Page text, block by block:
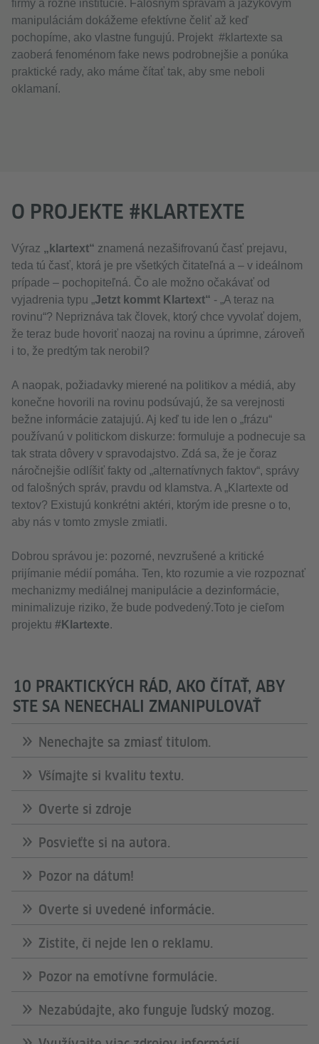
firmy a rôzne inštitúcie. Falošným správam a jazykovým
manipuláciám dokážeme efektívne čeliť až keď
pochopíme, ako vlastne fungujú. Projekt #klartexte sa
zaoberá fenoménom fake news podrobnejšie a ponúka
praktické rady, ako máme čítať tak, aby sme neboli
oklamaní.
O PROJEKTE #KLARTEXTE
Výraz „klartext“ znamená nezašifrovanú časť prejavu,
teda tú časť, ktorá je pre všetkých čitateľná a – v ideálnom
prípade – pochopiteľná. Čo ale možno očakávať od
vyjadrenia typu „Jetzt kommt Klartext“ - „A teraz na
rovinu“? Nepriznáva tak človek, ktorý chce vyvolať dojem,
že teraz bude hovoriť naozaj na rovinu a úprimne, zároveň
i to, že predtým tak nerobil?
A naopak, požiadavky mierené na politikov a médiá, aby
konečne hovorili na rovinu podsúvajú, že sa verejnosti
bežne informácie zatajujú. Aj keď tu ide len o „frázu“
používanú v politickom diskurze: formuluje a podnecuje sa
tak strata dôvery v spravodajstvo. Zdá sa, že je čoraz
náročnejšie odlíšiť fakty od „alternatívnych faktov“, správy
od falošných správ, pravdu od klamstva. A „Klartexte od
textov? Existujú konkrétni aktéri, ktorým ide presne o to,
aby nás v tomto zmysle zmiatli.
Dobrou správou je: pozorné, nevzrušené a kritické
prijímanie médií pomáha. Ten, kto rozumie a vie rozpoznať
mechanizmy mediálnej manipulácie a dezinformácie,
minimalizuje riziko, že bude podvedený.Toto je cieľom
projektu #Klartexte.
10 PRAKTICKÝCH RÁD, AKO ČÍTAŤ, ABY
STE SA NENECHALI ZMANIPULOVAŤ
Nenechajte sa zmiasť titulom.
Všímajte si kvalitu textu.
Overte si zdroje
Posvieťte si na autora.
Pozor na dátum!
Overte si uvedené informácie.
Zistite, či nejde len o reklamu.
Pozor na emotívne formulácie.
Nezabúdajte, ako funguje ľudský mozog.